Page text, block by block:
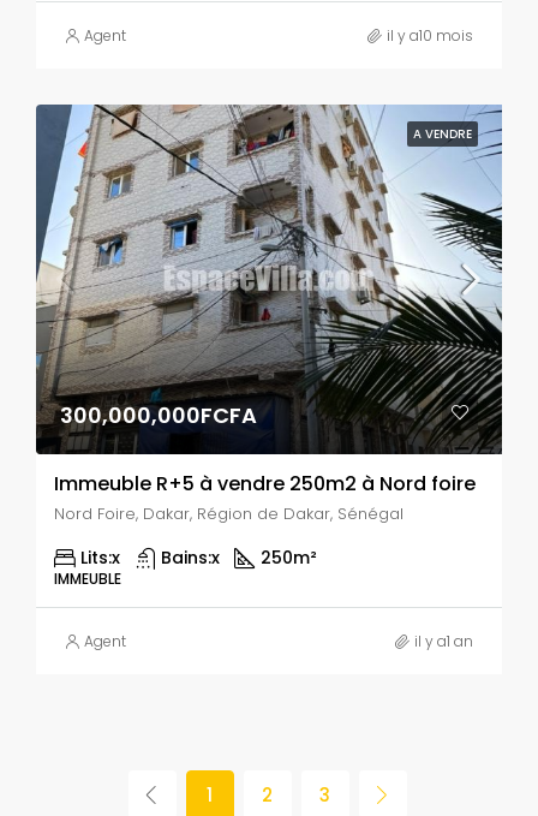
Agent il y a10 mois
A VENDRE
300,000,000FCFA
Immeuble R+5 à vendre 250m2 à Nord foire
Nord Foire, Dakar, Région de Dakar, Sénégal
Lits:x Bains:x 250m²
IMMEUBLE
Agent il y a1 an
1 2 3